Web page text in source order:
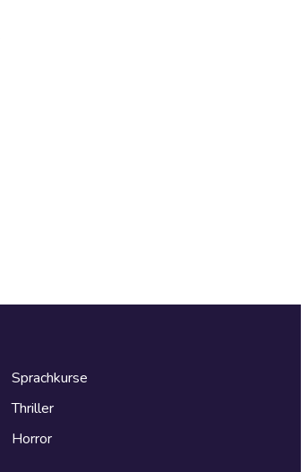
Sprachkurse
Thriller
Horror